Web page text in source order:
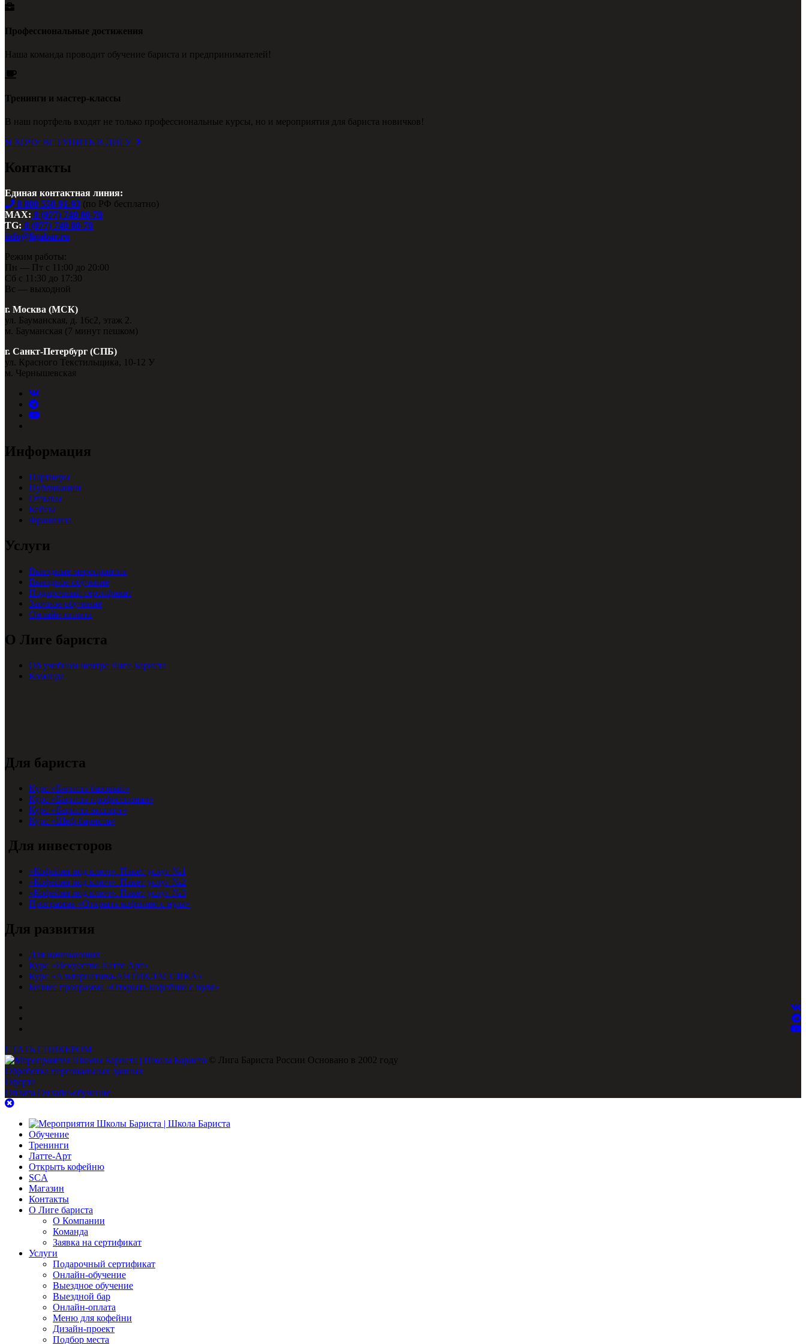
Профессиональные достижения
Наша команда проводит обучение бариста и предпринимателей!
Тренинги и мастер-классы
В наш портфель входят не только профессиональные курсы, но и мероприятия для бариста новичков!
Я ХОЧУ ВСТУПИТЬ В ЛИГУ
Контакты
Единая контактная линия:
8 800 550-91-93 (по РФ бесплатно)
MAX: 8 (977) 740 80-70
TG: 8 (977) 740 80-70
info@ligabar.ru
Режим работы:
Пн — Пт с 11:00 до 20:00
Сб с 11:30 до 17:30
Вс — выходной
г. Москва (МСК)
ул. Бауманская, д. 16с2, этаж 2.
м. Бауманская (7 минут пешком)
г. Санкт-Петербург (СПБ)
ул. Красного Текстильщика, 10-12 У
м. Чернышевская
Информация
Партнеры
Публикации
Отзывы
Кейсы
Франшиза
Услуги
Выездные мероприятия
Выездное обучение
Подарочный сертификат
Заочное обучение
Онлайн-оплата
О Лиге бариста
Об учебном центре Лиге Бариста
Команда
Для бариста
Курс «Бариста базовый»
Курс «Бариста профессионал»
Курс «Бариста эксперт»
Курс «Шеф-бариста»
Для инвесторов
«Кофейня под ключ». Пакет услуг №1
«Кофейня под ключ». Пакет услуг №2
«Кофейня под ключ». Пакет услуг №3
Программа «Открыть кофейню с нуля»
Для развития
Для начинающих
Курс «Искусство Латте Арт»
Курс «Альтернатива-АНТИКЛАССИКА»
Бизнес программа «Открыть кофейню с нуля»
СТАТЬ СПИКЕРОМ
© Лига Бариста России Основано в 2002 году
Обработка персональных данных
Оферта
Оплата Онлайн-обучение
Обучение
Тренинги
Латте-Арт
Открыть кофейню
SCA
Магазин
Контакты
О Лиге бариста
О Компании
Команда
Заявка на сертификат
Услуги
Подарочный сертификат
Онлайн-обучение
Выездное обучение
Выездной бар
Онлайн-оплата
Меню для кофейни
Дизайн-проект
Подбор места